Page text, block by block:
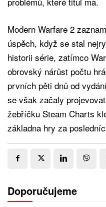
Modern Warfare 2
úspěch, když se stal
historii série, zatímco
obrovský nárůst počtu
prvních pěti dnů od
se však začaly
žebříčku Steam Charts
základna hry za
Doporučujeme